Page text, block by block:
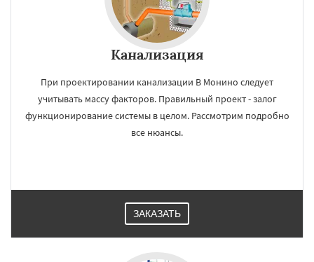
Канализация
При проектировании канализации В Монино следует
учитывать массу факторов. Правильный проект - залог
функционирование системы в целом. Рассмотрим подробно
все нюансы.
ЗАКАЗАТЬ